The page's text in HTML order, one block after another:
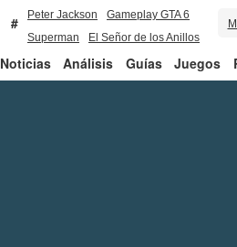
Peter Jackson
Gameplay GTA 6
Superman
El Señor de los Anillos
Noticias Análisis Guías Juegos